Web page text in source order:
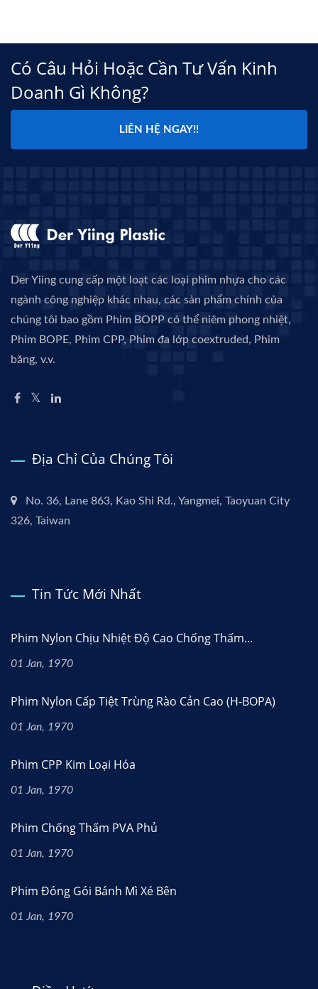
Có Câu Hỏi Hoặc Cần Tư Vấn Kinh
Doanh Gì Không?
LIÊN HỆ NGAY!!
Der Yiing cung cấp một loạt các loại phim nhựa cho các
ngành công nghiệp khác nhau, các sản phẩm chính của
chúng tôi bao gồm Phim BOPP có thể niêm phong nhiệt,
Phim BOPE, Phim CPP, Phim đa lớp coextruded, Phim
băng, v.v.
Địa Chỉ Của Chúng Tôi
No. 36, Lane 863, Kao Shi Rd., Yangmei, Taoyuan City
326, Taiwan
Tin Tức Mới Nhất
Phim Nylon Chịu Nhiệt Độ Cao Chống Thấm...
01 Jan, 1970
Phim Nylon Cấp Tiệt Trùng Rào Cản Cao (H-BOPA)
01 Jan, 1970
Phim CPP Kim Loại Hóa
01 Jan, 1970
Phim Chống Thấm PVA Phủ
01 Jan, 1970
Phim Đóng Gói Bánh Mì Xé Bên
01 Jan, 1970